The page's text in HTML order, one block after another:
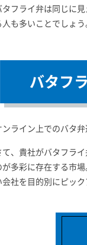
タフライ弁は同じに
人も多いことでしょ
バタフ
ンライン上でのバタ
て、貴社がバタフラ
が多彩に存在する市
会社を目的別にピック